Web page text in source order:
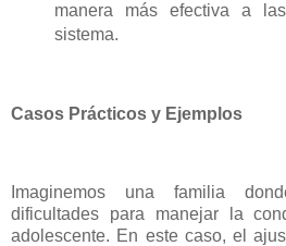
manera más efectiva a
sistema.
Casos Prácticos y Ejemplos
Imaginemos una familia
dificultades para manejar la
adolescente. En este caso, el